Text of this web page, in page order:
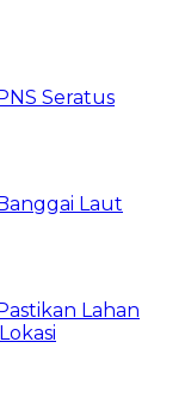
Seratus
Laut
Lahan